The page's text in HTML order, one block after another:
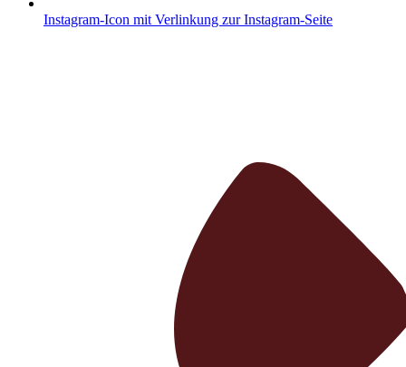
Instagram-Icon mit Verlinkung zur Instagram-Seite